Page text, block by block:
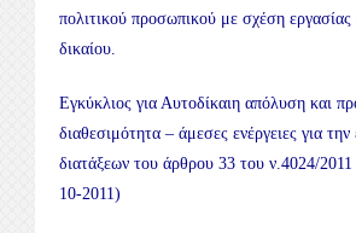
πολιτικού προσωπικού με σχέση
δικαίου.
Εγκύκλιος για Αυτοδίκαιη απόλυση και
διαθεσιμότητα – άμεσες ενέργειες για
διατάξεων του άρθρου 33 του ν.4024/
10-2011)